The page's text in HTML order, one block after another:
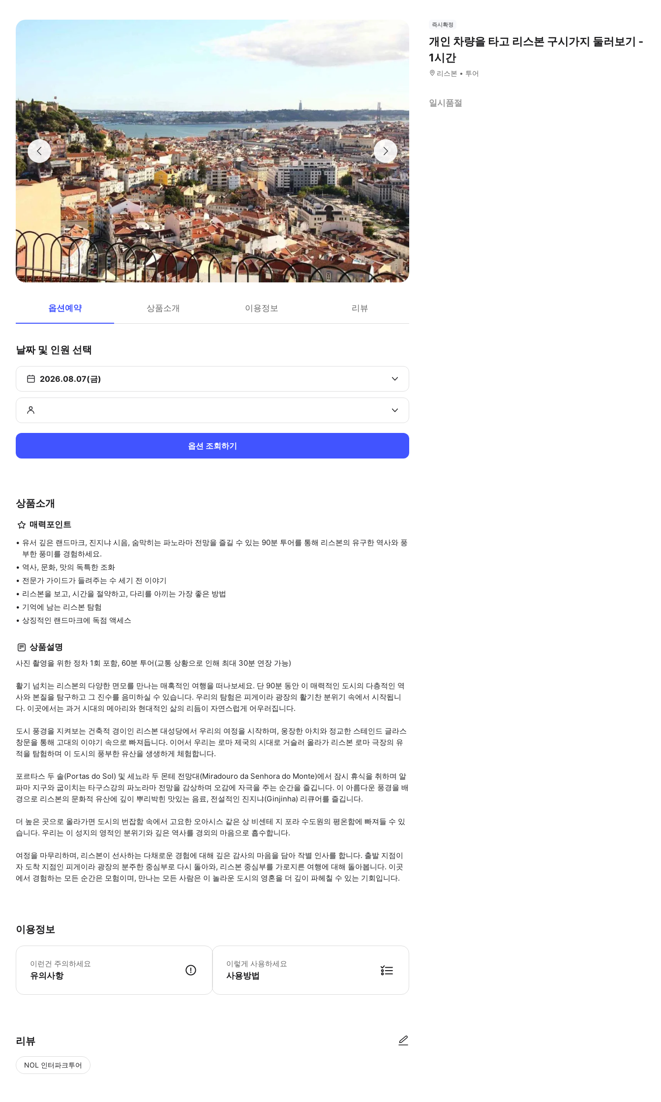
옵션예약 상품소개 이용정보 리뷰
날짜 및 인원 선택
2026.08.07(금)
옵션 조회하기
상품소개
매력포인트
유서 깊은 랜드마크, 진지냐 시음, 숨막히는 파노라마 전망을 즐길 수 있는 90분 투어를 통해 리스본의 유구한 역사와 풍
부한 풍미를 경험하세요.
역사, 문화, 맛의 독특한 조화
전문가 가이드가 들려주는 수 세기 전 이야기
리스본을 보고, 시간을 절약하고, 다리를 아끼는 가장 좋은 방법
기억에 남는 리스본 탐험
상징적인 랜드마크에 독점 액세스
상품설명
사진 촬영을 위한 정차 1회 포함, 60분 투어(교통 상황으로 인해 최대 30분 연장 가능)
활기 넘치는 리스본의 다양한 면모를 만나는 매혹적인 여행을 떠나보세요. 단 90분 동안 이 매력적인 도시의 다층적인 역
사와 본질을 탐구하고 그 진수를 음미하실 수 있습니다. 우리의 탐험은 피게이라 광장의 활기찬 분위기 속에서 시작됩니
다. 이곳에서는 과거 시대의 메아리와 현대적인 삶의 리듬이 자연스럽게 어우러집니다.
도시 풍경을 지켜보는 건축적 경이인 리스본 대성당에서 우리의 여정을 시작하며, 웅장한 아치와 정교한 스테인드 글라스
창문을 통해 고대의 이야기 속으로 빠져듭니다. 이어서 우리는 로마 제국의 시대로 거슬러 올라가 리스본 로마 극장의 유
적을 탐험하며 이 도시의 풍부한 유산을 생생하게 체험합니다.
포르타스 두 솔(Portas do Sol) 및 세뇨라 두 몬테 전망대(Miradouro da Senhora do Monte)에서 잠시 휴식을 취하며 알
파마 지구와 굽이치는 타구스강의 파노라마 전망을 감상하며 오감에 자극을 주는 순간을 즐깁니다. 이 아름다운 풍경을 배
경으로 리스본의 문화적 유산에 깊이 뿌리박힌 맛있는 음료, 전설적인 진지냐(Ginjinha) 리큐어를 즐깁니다.
더 높은 곳으로 올라가면 도시의 번잡함 속에서 고요한 오아시스 같은 상 비센테 지 포라 수도원의 평온함에 빠져들 수 있
습니다. 우리는 이 성지의 영적인 분위기와 깊은 역사를 경외의 마음으로 흡수합니다.
여정을 마무리하며, 리스본이 선사하는 다채로운 경험에 대해 깊은 감사의 마음을 담아 작별 인사를 합니다. 출발 지점이
자 도착 지점인 피게이라 광장의 분주한 중심부로 다시 돌아와, 리스본 중심부를 가로지른 여행에 대해 돌아봅니다. 이곳
에서 경험하는 모든 순간은 모험이며, 만나는 모든 사람은 이 놀라운 도시의 영혼을 더 깊이 파헤칠 수 있는 기회입니다.
이용정보
이런건 주의하세요
유의사항
날씨 또는 교통 상황/특별 이벤트로 인해 투어가 취소될 수 있습니다. * 소요시간 : 240분 (옵션에 따라 소요 시간이 다를 수 있으니, 예약 시 확인 부탁드립니
이렇게 사용하세요
사용방법
리뷰
NOL 인터파크투어
즉시확정
개인 차량을 타고 리스본 구시가지 둘러보기 -
1시간
리스본 투어
일시품절